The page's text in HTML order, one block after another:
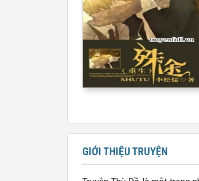
GIỚI THIỆU TRUYỆN